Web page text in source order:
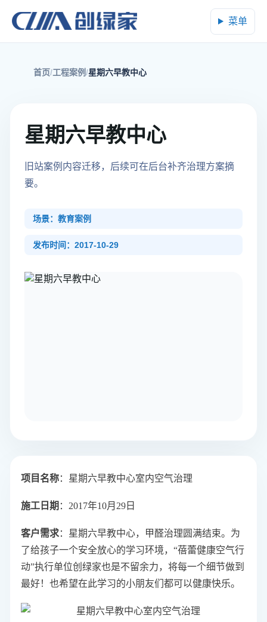
菜单
首页 工程案例 星期六早教中心
星期六早教中心
旧站案例内容迁移，后续可在后台补齐治理方案摘
要。
场景：教育案例
发布时间：2017-10-29
项目名称：星期六早教中心室内空气治理
施工日期 ：2017年10月29日
客户需求：星期六早教中心，甲醛治理圆满结束。为
了给孩子一个安全放心的学习环境，“蓓蕾健康空气行
动”执行单位创绿家也是不留余力，将每一个细节做到
最好！也希望在此学习的小朋友们都可以健康快乐。